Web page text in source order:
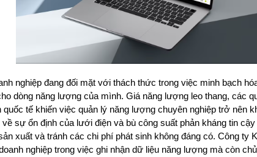
nghiệp đang đối mặt với thách thức trong việc minh bạch
dòng năng lượng của mình. Giá năng lượng leo thang, các
quốc tế khiến việc quản lý năng lượng chuyên nghiệp trở nên
về sự ổn định của lưới điện và bù công suất phản kháng tin
xuất và tránh các chi phí phát sinh không đáng có. Công ty
nghiệp trong việc ghi nhận dữ liệu năng lượng mà còn